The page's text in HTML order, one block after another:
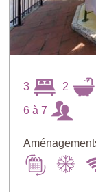
3 2
6 à 7